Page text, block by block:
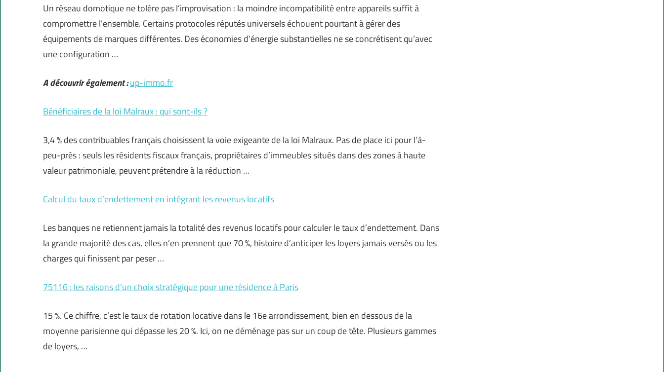
Un réseau domotique ne tolère pas l’improvisation : la moindre incompatibilité entre appareils suffit à
compromettre l’ensemble. Certains protocoles réputés universels échouent pourtant à gérer des
équipements de marques différentes. Des économies d’énergie substantielles ne se concrétisent qu’avec
une configuration …
A découvrir également :up-immo.fr
Bénéficiaires de la loi Malraux : qui sont-ils ?
3,4 % des contribuables français choisissent la voie exigeante de la loi Malraux. Pas de place ici pour l’à-
peu-près : seuls les résidents fiscaux français, propriétaires d’immeubles situés dans des zones à haute
valeur patrimoniale, peuvent prétendre à la réduction …
Calcul du taux d’endettement en intégrant les revenus locatifs
Les banques ne retiennent jamais la totalité des revenus locatifs pour calculer le taux d’endettement. Dans
la grande majorité des cas, elles n’en prennent que 70 %, histoire d’anticiper les loyers jamais versés ou les
charges qui finissent par peser …
75116 : les raisons d’un choix stratégique pour une résidence à Paris
15 %. Ce chiffre, c’est le taux de rotation locative dans le 16e arrondissement, bien en dessous de la
moyenne parisienne qui dépasse les 20 %. Ici, on ne déménage pas sur un coup de tête. Plusieurs gammes
de loyers, …